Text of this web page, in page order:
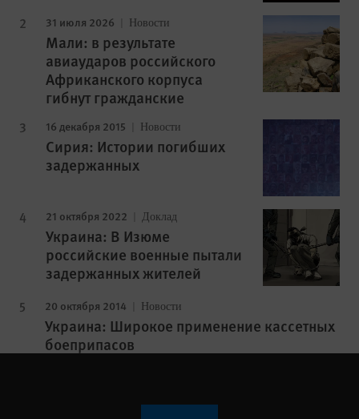
31 июля 2026 Новости
Мали: в результате
авиаударов российского
Африканского корпуса
гибнут гражданские
16 декабря 2015 Новости
Сирия: Истории погибших
задержанных
21 октября 2022 Доклад
Украина: В Изюме
российские военные пытали
задержанных жителей
20 октября 2014 Новости
Украина: Широкое применение кассетных
боеприпасов